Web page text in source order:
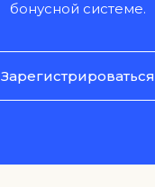
Зарегистрироваться
бонусной системе.